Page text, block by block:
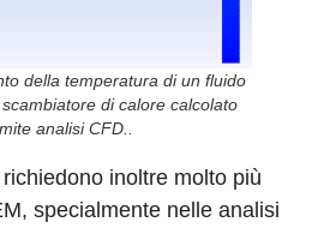
della temperatura di un fluido
scambiatore di calore calcolato
analisi CFD..
richiedono inoltre molto più
specialmente nelle analisi